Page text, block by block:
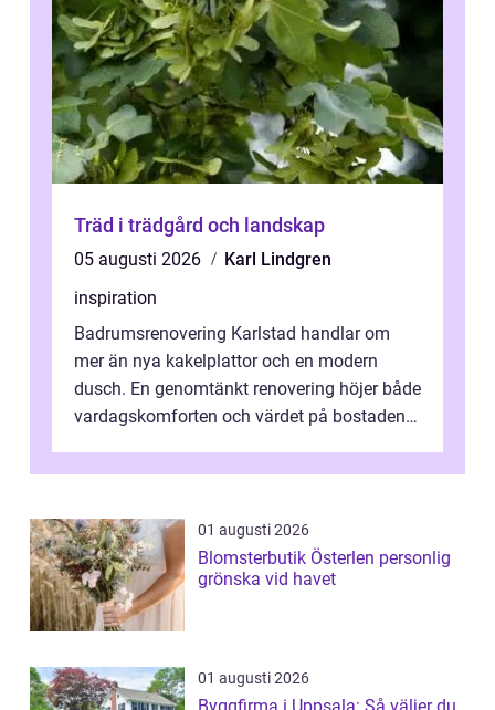
Träd i trädgård och landskap
05 augusti 2026
Karl Lindgren
inspiration
Badrumsrenovering Karlstad handlar om
mer än nya kakelplattor och en modern
dusch. En genomtänkt renovering höjer både
vardagskomforten och värdet på bostaden.
01 augusti 2026
Blomsterbutik Österlen personlig
grönska vid havet
01 augusti 2026